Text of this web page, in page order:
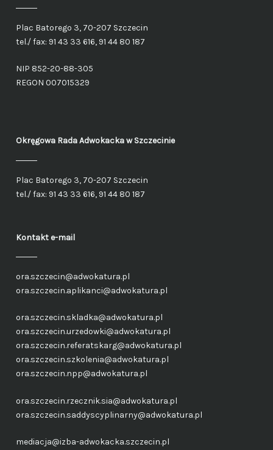
Plac Batorego 3, 70-207 Szczecin
tel./ fax: 91 43 33 616, 91 44 80 187
NIP 852-20-88-305
REGON 007015329
Okręgowa Rada Adwokackaw Szczecinie
Plac Batorego 3, 70-207 Szczecin
tel./ fax: 91 43 33 616, 91 44 80 187
Kontakt e-mail
ora.szczecin@adwokatura.pl
ora.szczecin.aplikanci@adwokatura.pl
ora.szczecin.skladka@adwokatura.pl
ora.szczecin.urzedowki@adwokatura.pl
ora.szczecin.referatskarg@adwokatura.pl
ora.szczecin.szkolenia@adwokatura.pl
ora.szczecin.npp@adwokatura.pl
ora.szczecin.rzecznik.sia@adwokatura.pl
ora.szczecin.saddyscyplinarny@adwokatura.pl
mediacja@izba-adwokacka.szczecin.pl